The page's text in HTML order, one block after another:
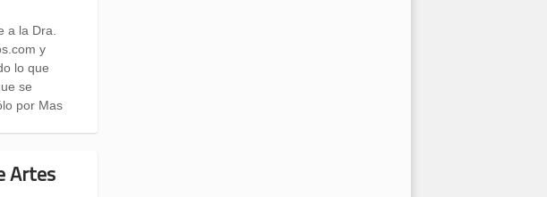
a la Dra.
y
lo que
se
por Mas
Artes